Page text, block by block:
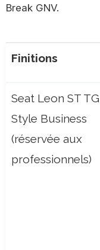
Break GNV.
Finitions
Seat Leon ST
Style Business
(réservée aux
professionnels)